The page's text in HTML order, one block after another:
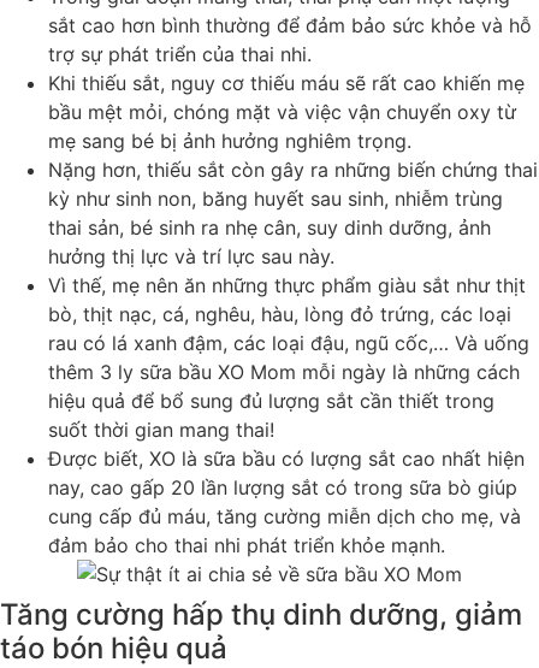
sắt cao hơn bình thường để đảm bảo sức khỏe và hỗ
trợ sự phát triển của thai nhi.
Khi thiếu sắt, nguy cơ thiếu máu sẽ rất cao khiến mẹ
bầu mệt mỏi, chóng mặt và việc vận chuyển oxy từ
mẹ sang bé bị ảnh hưởng nghiêm trọng.
Nặng hơn, thiếu sắt còn gây ra những biến chứng thai
kỳ như sinh non, băng huyết sau sinh, nhiễm trùng
thai sản, bé sinh ra nhẹ cân, suy dinh dưỡng, ảnh
hưởng thị lực và trí lực sau này.
Vì thế, mẹ nên ăn những thực phẩm giàu sắt như thịt
bò, thịt nạc, cá, nghêu, hàu, lòng đỏ trứng, các loại
rau có lá xanh đậm, các loại đậu, ngũ cốc,… Và uống
thêm 3 ly sữa bầu XO Mom mỗi ngày là những cách
hiệu quả để bổ sung đủ lượng sắt cần thiết trong
suốt thời gian mang thai!
Được biết, XO là sữa bầu có lượng sắt cao nhất hiện
nay, cao gấp 20 lần lượng sắt có trong sữa bò giúp
cung cấp đủ máu, tăng cường miễn dịch cho mẹ, và
đảm bảo cho thai nhi phát triển khỏe mạnh.
Tăng cường hấp thụ dinh dưỡng, giảm
táo bón hiệu quả